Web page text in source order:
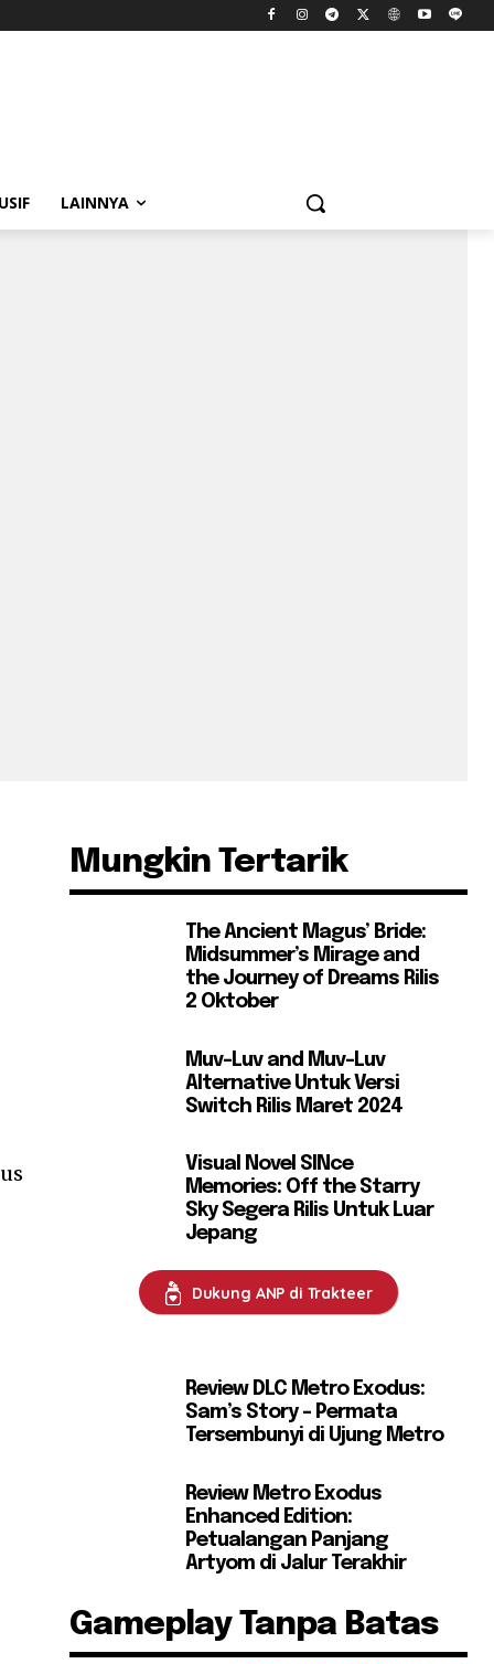
LAINNYA
Mungkin Tertarik
The Ancient Magus’ Bride:
Midsummer’s Mirage and
the Journey of Dreams Rilis
2 Oktober
Muv-Luv and Muv-Luv
Alternative Untuk Versi
Switch Rilis Maret 2024
Visual Novel SINce
Memories: Off the Starry
Sky Segera Rilis Untuk Luar
Jepang
Dukung ANP di Trakteer
Review DLC Metro Exodus:
Sam’s Story – Permata
Tersembunyi di Ujung Metro
Review Metro Exodus
Enhanced Edition:
Petualangan Panjang
Artyom di Jalur Terakhir
Gameplay Tanpa Batas